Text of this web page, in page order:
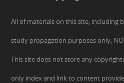
All of materials on this site, including
study propagation purposes only,
This site does not store any
only index and link to content